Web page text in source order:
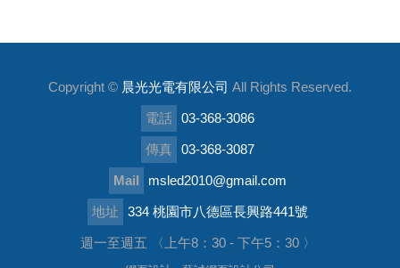
Copyright © 晨光光電有限公司 All Rights Reserved.
電話 03-368-3086
傳真 03-368-3087
Mail msled2010@gmail.com
地址 334 桃園市八德區長興路441號
週一至週五 〈上午8：30 - 下午5：30 〉